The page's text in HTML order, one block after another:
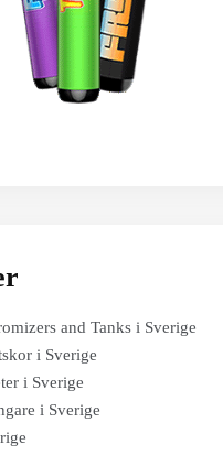
and Tanks i Sverige
i Sverige
i Sverige
i Sverige